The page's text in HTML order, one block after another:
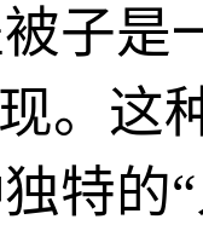
子是
。这
特的